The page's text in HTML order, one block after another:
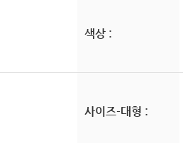
색상 :
사이즈-대형 :